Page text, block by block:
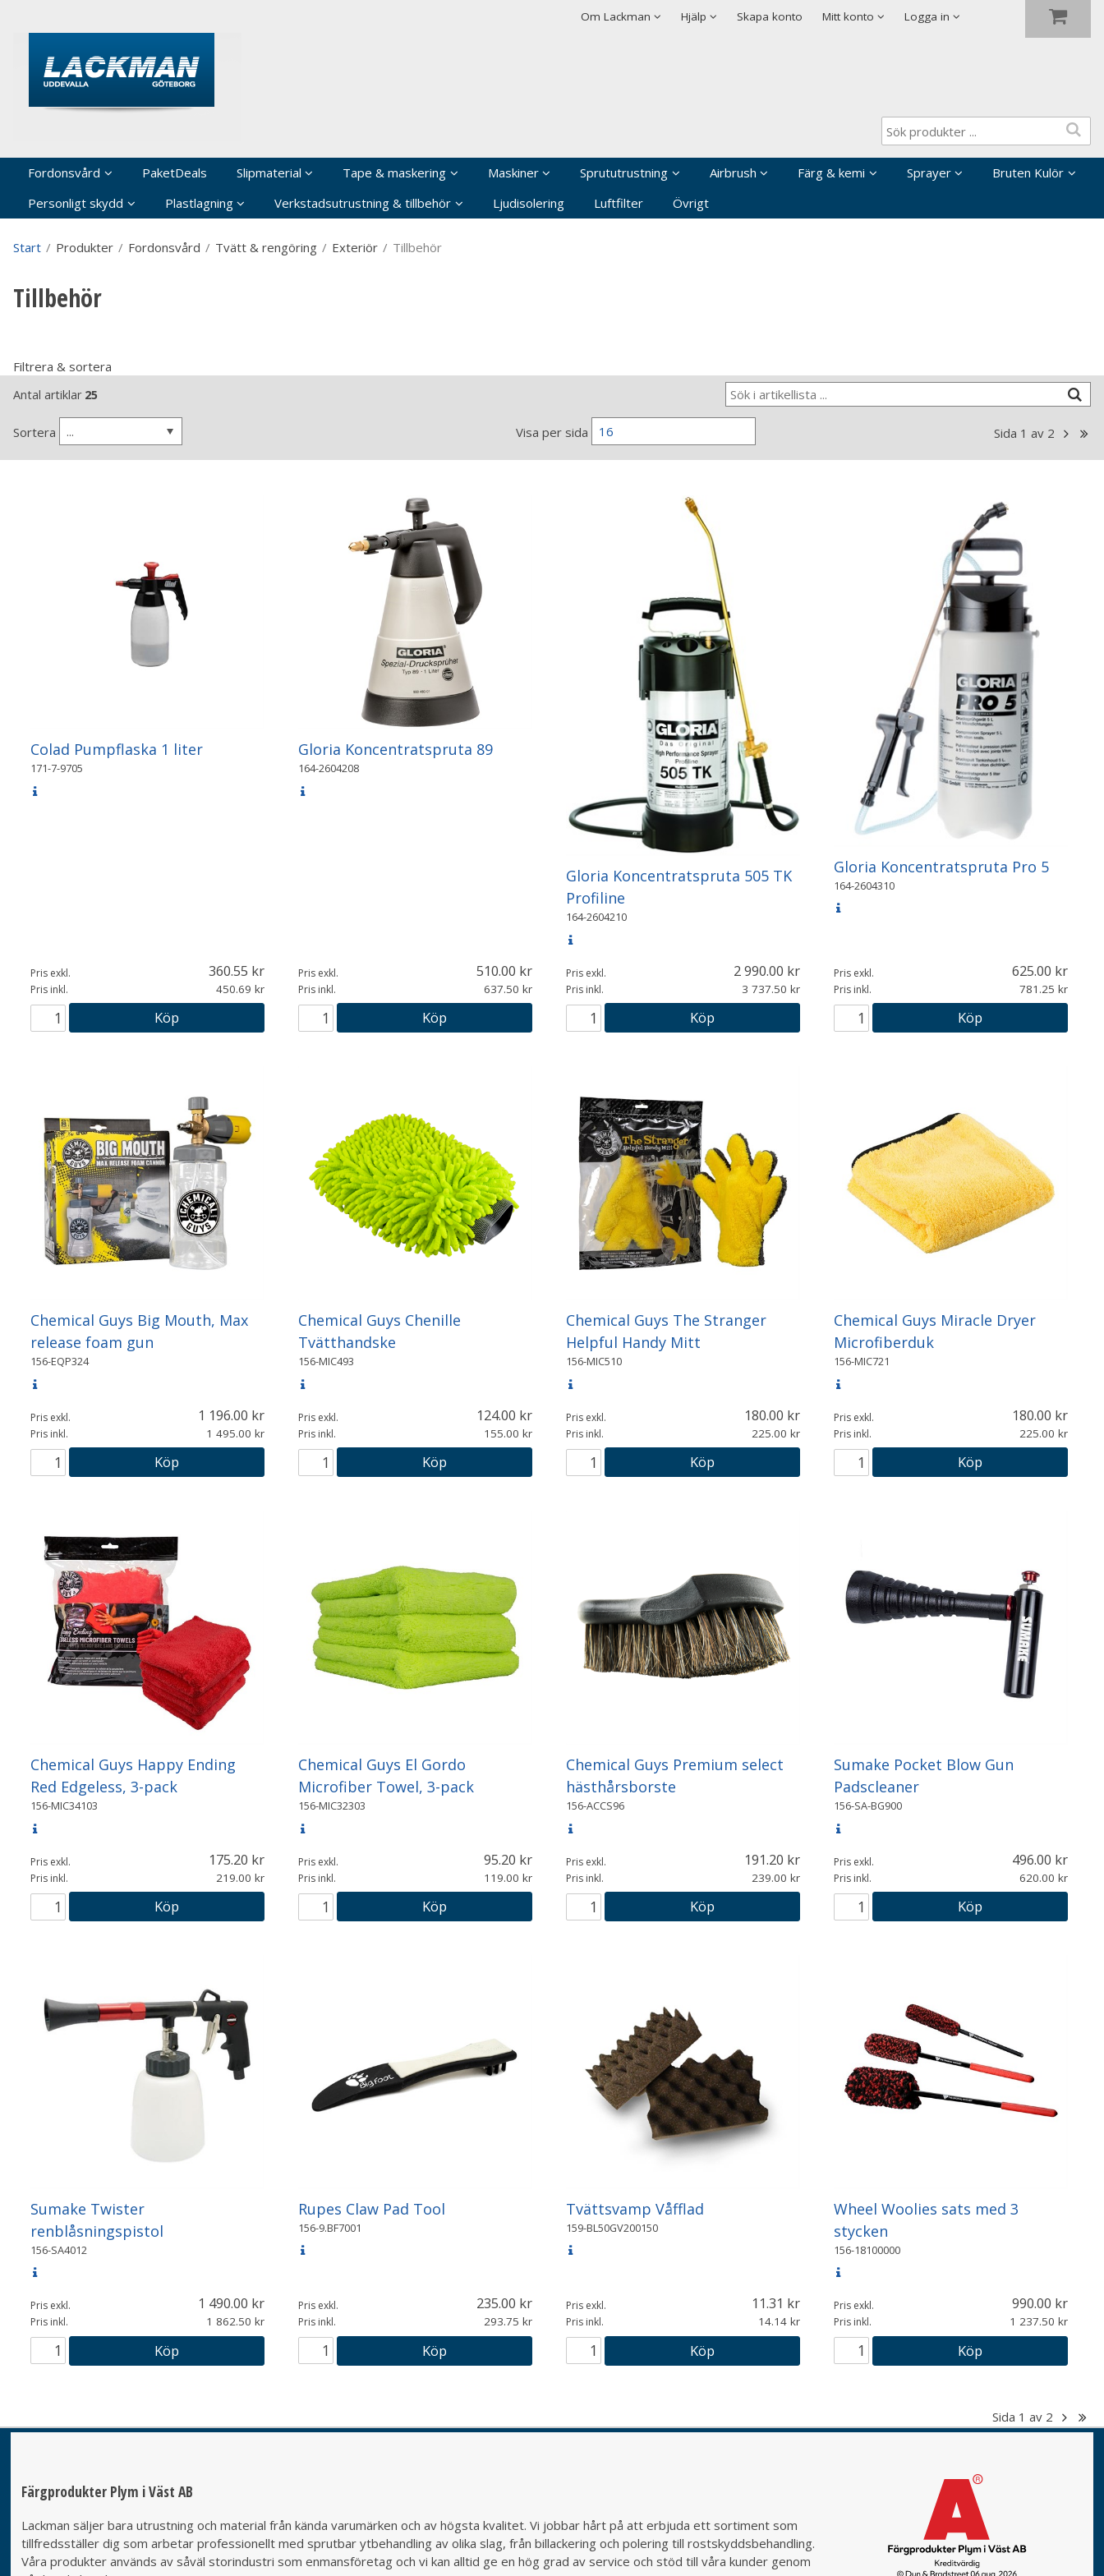
Om Lackman
Villkor Hjälp
Integritetspolicy Skapa konto Mitt konto Logga in
Skapa nytt konto
Fordonsvård PaketDeals Slipmaterial Tape & maskering Maskiner Sprututrustning Airbrush Färg & kemi Sprayer
Bruten Kulör
Personligt skydd
Plastlagning Verkstadsutrustning & tillbehör Ljudisolering Luftfilter Övrigt
Start / Produkter / Fordonsvård / Tvätt & rengöring / Exteriör / Tillbehör
Tillbehör
Filtrera & sortera
Antal artiklar 25
Sortera ... Visa per sida 16 Sida 1 av 2
Colad Pumpflaska 1 liter
171-7-9705
Pris exkl. 360.55
Pris inkl. 450.69
Köp
Gloria Koncentratspruta 89
164-2604208
Pris exkl. 510.00
Pris inkl. 637.50
Köp
Gloria Koncentratspruta 505 TK
Profiline
164-2604210
Pris exkl. 2 990.00
Pris inkl. 3 737.50
Köp
Gloria Koncentratspruta Pro 5
164-2604310
Pris exkl. 625.00
Pris inkl. 781.25
Köp
Chemical Guys Big Mouth, Max
release foam gun
156-EQP324
Pris exkl. 1 196.00
Pris inkl. 1 495.00
Köp
Chemical Guys Chenille
Tvätthandske
156-MIC493
Pris exkl. 124.00
Pris inkl. 155.00
Köp
Chemical Guys The Stranger
Helpful Handy Mitt
156-MIC510
Pris exkl. 180.00
Pris inkl. 225.00
Köp
Chemical Guys Miracle Dryer
Microfiberduk
156-MIC721
Pris exkl. 180.00
Pris inkl. 225.00
Köp
Chemical Guys Happy Ending
Red Edgeless, 3-pack
156-MIC34103
Pris exkl. 175.20
Pris inkl. 219.00
Köp
Chemical Guys El Gordo
Microfiber Towel, 3-pack
156-MIC32303
Pris exkl. 95.20
Pris inkl. 119.00
Köp
Chemical Guys Premium select
hästhårsborste
156-ACCS96
Pris exkl. 191.20
Pris inkl. 239.00
Köp
Sumake Pocket Blow Gun
Padscleaner
156-SA-BG900
Pris exkl. 496.00
Pris inkl. 620.00
Köp
Sumake Twister
renblåsningspistol
156-SA4012
Pris exkl. 1 490.00
Pris inkl. 1 862.50
Köp
Rupes Claw Pad Tool
156-9.BF7001
Pris exkl. 235.00
Pris inkl. 293.75
Köp
Tvättsvamp Våfflad
159-BL50GV200150
Pris exkl. 11.31
Pris inkl. 14.14
Köp
Wheel Woolies sats med 3
stycken
156-18100000
Pris exkl. 990.00
Pris inkl. 1 237.50
Köp
Sida 1 av 2
Färgprodukter Plym i Väst AB
Lackman säljer bara utrustning och material från kända varumärken och av högsta kvalitet. Vi jobbar hårt på att erbjuda ett sortiment som
tillfredsställer dig som arbetar professionellt med sprutbar ytbehandling av olika slag, från billackering och polering till rostskyddsbehandling.
Våra produkter används av såväl storindustri som enmansföretag och vi kan alltid ge en hög grad av service och stöd till våra kunder genom